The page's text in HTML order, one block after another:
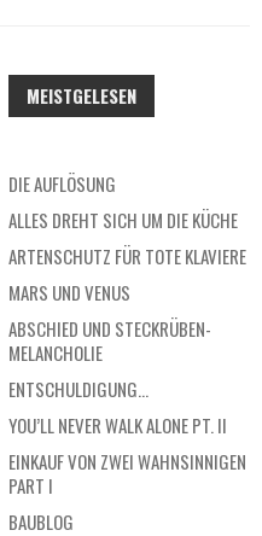
MEISTGELESEN
DIE AUFLÖSUNG
ALLES DREHT SICH UM DIE KÜCHE
ARTENSCHUTZ FÜR TOTE KLAVIERE
MARS UND VENUS
ABSCHIED UND STECKRÜBEN-
MELANCHOLIE
ENTSCHULDIGUNG…
YOU’LL NEVER WALK ALONE PT. II
EINKAUF VON ZWEI WAHNSINNIGEN
PART I
BAUBLOG